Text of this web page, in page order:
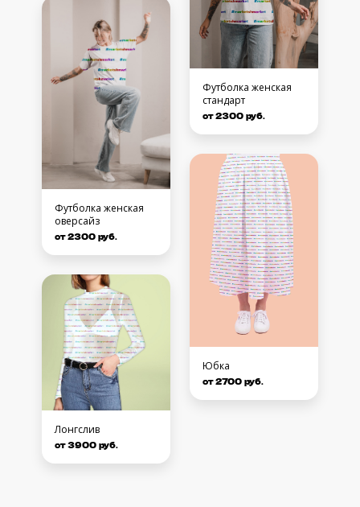
Футболка женская
оверсайз
от 2300 руб.
Лонгслив
от 3900 руб.
Футболка женская
стандарт
от 2300 руб.
Юбка
от 2700 руб.